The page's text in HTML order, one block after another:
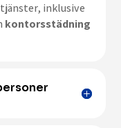
inklusive
kontorsstädning